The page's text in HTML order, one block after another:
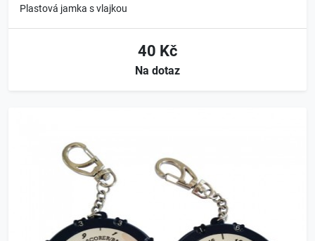
Plastová jamka s vlajkou
40 Kč
Na dotaz